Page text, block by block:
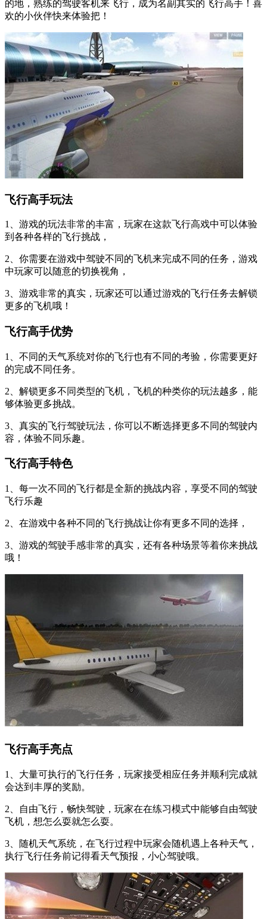
的地，熟练的驾驶客机来飞行，成为名副其实的飞行高手！喜
欢的小伙伴快来体验把！
飞行高手玩法
1、游戏的玩法非常的丰富，玩家在这款飞行高戏中可以体验
到各种各样的飞行挑战，
2、你需要在游戏中驾驶不同的飞机来完成不同的任务，游戏
中玩家可以随意的切换视角，
3、游戏非常的真实，玩家还可以通过游戏的飞行任务去解锁
更多的飞机哦！
飞行高手优势
1、不同的天气系统对你的飞行也有不同的考验，你需要更好
的完成不同任务。
2、解锁更多不同类型的飞机，飞机的种类你的玩法越多，能
够体验更多挑战。
3、真实的飞行驾驶玩法，你可以不断选择更多不同的驾驶内
容，体验不同乐趣。
飞行高手特色
1、每一次不同的飞行都是全新的挑战内容，享受不同的驾驶
飞行乐趣
2、在游戏中各种不同的飞行挑战让你有更多不同的选择，
3、游戏的驾驶手感非常的真实，还有各种场景等着你来挑战
哦！
飞行高手亮点
1、大量可执行的飞行任务，玩家接受相应任务并顺利完成就
会达到丰厚的奖励。
2、自由飞行，畅快驾驶，玩家在在练习模式中能够自由驾驶
飞机，想怎么耍就怎么耍。
3、随机天气系统，在飞行过程中玩家会随机遇上各种天气，
执行飞行任务前记得看天气预报，小心驾驶哦。